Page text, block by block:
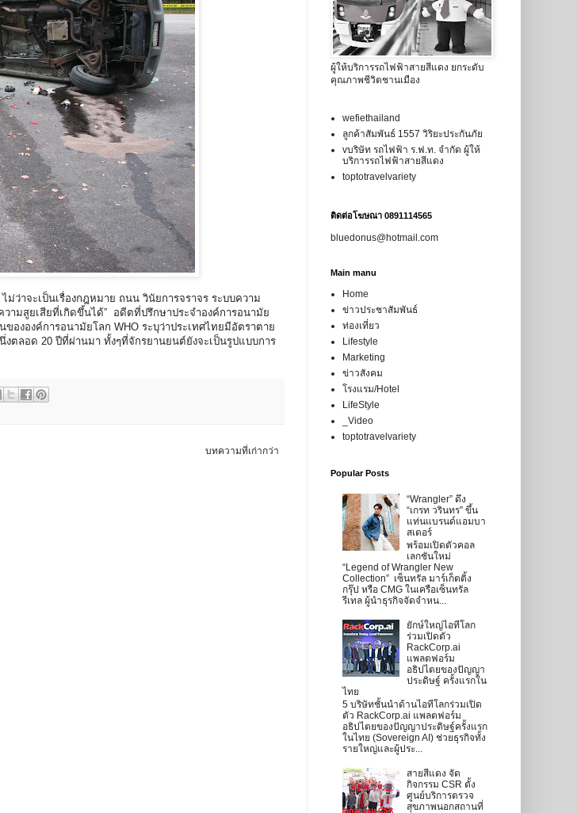
ว่าจะเป็นเรื่องกฎหมาย ถนน วินัยการจราจร ระบบความ
ามสูยเสียที่เกิดขึ้นได้” อดีตที่ปรึกษาประจำองค์การอนามัย
ององค์การอนามัยโลก WHO ระบุว่าประเทศไทยมีอัตราตาย
ตลอด 20 ปีที่ผ่านมา ทั้งๆที่จักรยานยนต์ยังจะเป็นรูปแบบการ
บทความที่เก่ากว่า
ผู้ให้บริการรถไฟฟ้าสายสีแดง ยกระดับ
คุณภาพชีวิตชานเมือง
wefiethailand
ลูกค้าสัมพันธ์ 1557 วิริยะประกันภัย
vบริษัท รถไฟฟ้า ร.ฟ.ท. จำกัด ผู้ให้
บริการรถไฟฟ้าสายสีแดง
toptotravelvariety
ติดต่อโฆษณา 0891114565
bluedonus@hotmail.com
Main manu
Home
ข่าวประชาสัมพันธ์
ท่องเที่ยว
Lifestyle
Marketing
ข่าวสังคม
โรงแรม/Hotel
LifeStyle
_Video
toptotravelvariety
Popular Posts
“Wrangler” ดึง
“เกรท วรินทร” ขึ้น
แท่นแบรนด์แอมบา
สเดอร์
พร้อมเปิดตัวคอล
เลกชันใหม่
“Legend of Wrangler New
Collection” เซ็นทรัล มาร์เก็ตติ้ง
กรุ๊ป หรือ CMG ในเครือเซ็นทรัล
รีเทล ผู้นำธุรกิจจัดจำหน...
ยักษ์ใหญ่ไอทีโลก
ร่วมเปิดตัว
RackCorp.ai
แพลตฟอร์ม
อธิปไตยของปัญญา
ประดิษฐ์ ครั้งแรกใน
ไทย
5 บริษัทชั้นนำด้านไอทีโลกร่วมเปิด
ตัว RackCorp.ai แพลตฟอร์ม
อธิปไตยของปัญญาประดิษฐ์ครั้งแรก
ในไทย (Sovereign AI) ช่วยธุรกิจทั้ง
รายใหญ่และผู้ประ...
สายสีแดง จัด
กิจกรรม CSR ตั้ง
ศูนย์บริการตรวจ
สุขภาพนอกสถานที่